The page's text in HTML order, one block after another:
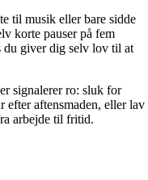
til musik eller bare sidde
korte pauser på fem
giver dig selv lov til at
signalerer ro: sluk for
efter aftensmaden, eller lav
arbejde til fritid.